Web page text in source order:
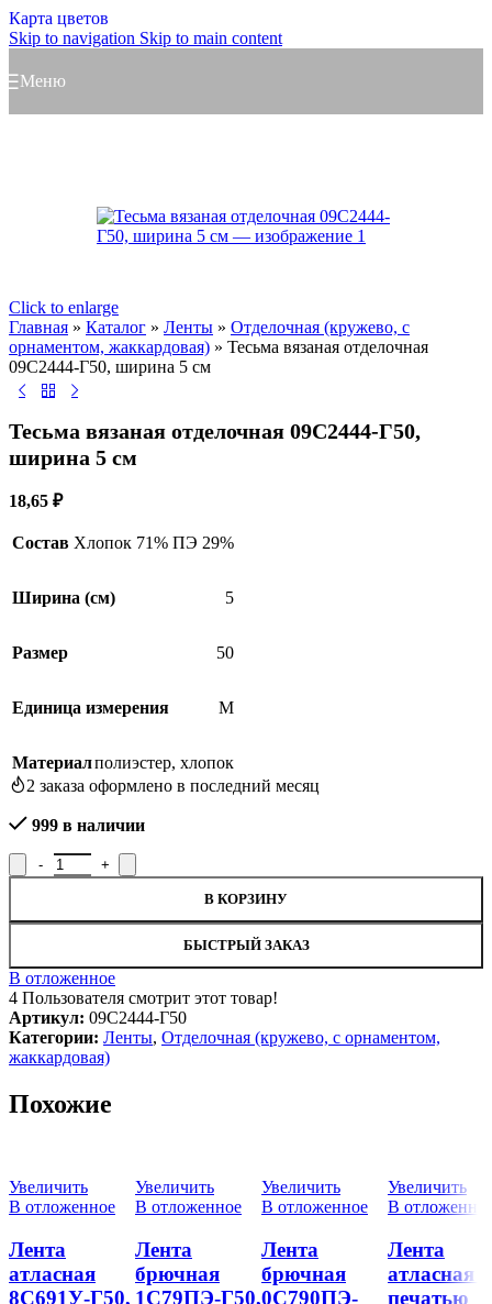
Карта цветов
Skip to navigation Skip to main content
Меню
Click to enlarge
Главная » Каталог » Ленты » Отделочная (кружево, с
орнаментом, жаккардовая) » Тесьма вязаная отделочная
09С2444-Г50, ширина 5 см
Тесьма вязаная отделочная 09С2444-Г50,
ширина 5 см
18,65 ₽
Состав Хлопок 71% ПЭ 29%
Ширина (см) 5
Размер 50
Единица измерения М
Материалполиэстер, хлопок
2 заказа оформлено в последний месяц
999 в наличии
Количество товара Тесьма вязаная отделочная 09С2444-Г50,
В КОРЗИНУ
БЫСТРЫЙ ЗАКАЗ
В отложенное
4 Пользователя смотрит этот товар!
Артикул: 09С2444-Г50
Категории: Ленты, Отделочная (кружево, с орнаментом,
жаккардовая)
Похожие
Увеличить
В отложенное
Лента
атласная
8С691У-Г50,
Увеличить
В отложенное
Лента
брючная
1С79ПЭ-Г50,
Увеличить
В отложенное
Лента
брючная
0С790ПЭ-
Увеличить
В
Лента
атласная с
печатью